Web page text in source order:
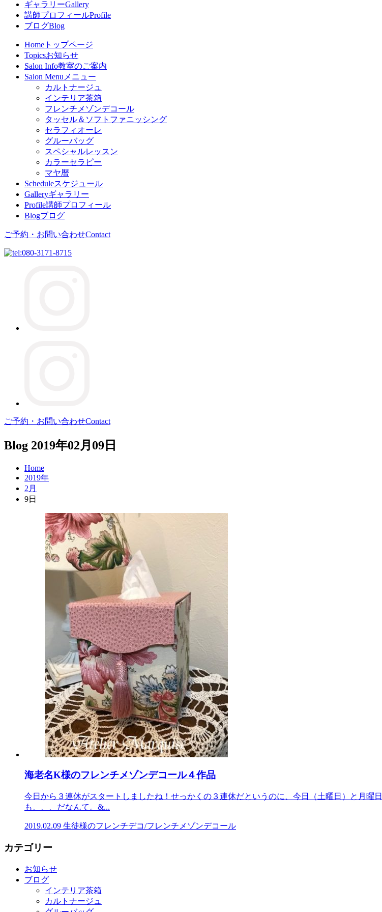
ギャラリーGallery
講師プロフィールProfile
ブログBlog
Home トップページ
Topicsお知らせ
Salon Info教室のご案内
Salon Menu メニュー
カルトナージュ
インテリア茶箱
フレンチメゾンデコール
タッセル＆ソフトファニッシング
セラフィオーレ
グルーバッグ
スペシャルレッスン
カラーセラピー
マヤ暦
Scheduleスケジュール
Galleryギャラリー
Profile講師プロフィール
Blogブログ
ご予約・お問い合わせContact
ご予約・お問い合わせContact
Blog 2019年02月09日
Home
2019年
2月
9日
海老名K様のフレンチメゾンデコール４作品
今日から３連休がスタートしましたね！せっかくの３連休だというのに、今日（土曜日）と月曜
も、、、だなんて。&...
2019.02.09 生徒様のフレンチデコ/フレンチメゾンデコール
カテゴリー
お知らせ
ブログ
インテリア茶箱
カルトナージュ